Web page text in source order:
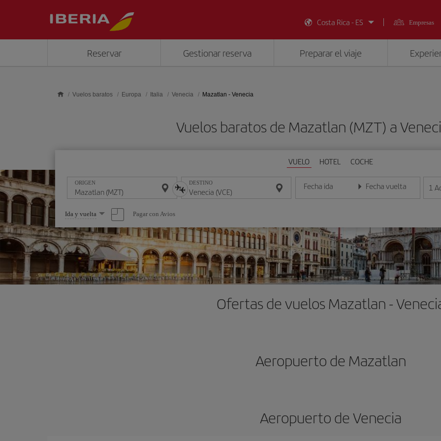
Costa Rica - ES
Empresas
Reservar Gestionar reserva Preparar el viaje
Vuelos baratos Europa Italia Venecia Mazatlan - Venecia
Vuelos baratos de Mazatlan (MZT) a
VUELO HOTEL COCHE
ORIGEN DESTINO Fecha ida
Introduce la fecha en formato día/mes/año
Fecha vuelta
Introduce la fecha en 1
Seleccione
una
opción
Ida y vuelta Pagar con Avios
Ofertas de vuelos Mazatlan -
Aeropuerto de Mazatlan
Aeropuerto de Venecia